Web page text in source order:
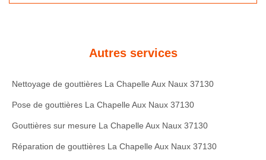
Autres services
Nettoyage de gouttières La Chapelle Aux Naux 37130
Pose de gouttières La Chapelle Aux Naux 37130
Gouttières sur mesure La Chapelle Aux Naux 37130
Réparation de gouttières La Chapelle Aux Naux 37130